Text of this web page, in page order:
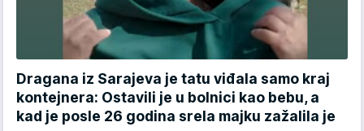
Dragana iz Sarajeva je tatu viđala samo kraj
kontejnera: Ostavili je u bolnici kao bebu, a
kad je posle 26 godina srela majku zažalila je